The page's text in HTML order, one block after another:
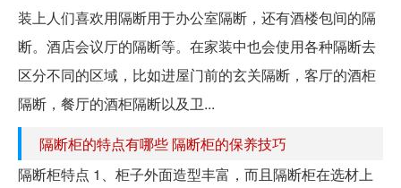
装上人们喜欢用隔断用于办公室隔断，还有酒楼包间的隔
断。酒店会议厅的隔断等。在家装中也会使用各种隔断去
区分不同的区域，比如进屋门前的玄关隔断，客厅的酒柜
隔断，餐厅的酒柜隔断以及卫...
隔断柜的特点有哪些 隔断柜的保养技巧
隔断柜特点 1、柜子外面造型丰富，而且隔断柜在选材上